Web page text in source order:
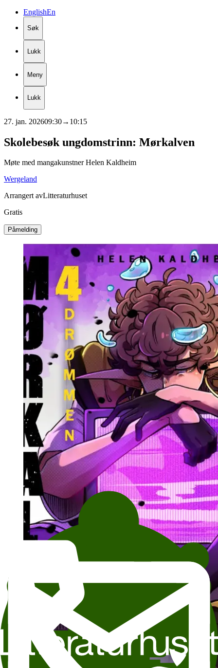
EnglishEn
Søk
Lukk
Meny
Lukk
27. jan. 202609:30→ 10:15
Skolebesøk ungdomstrinn: Mørkalven
Møte med mangakunstner Helen Kaldheim
Wergeland
Arrangert avLitteraturhuset
Gratis
Påmelding